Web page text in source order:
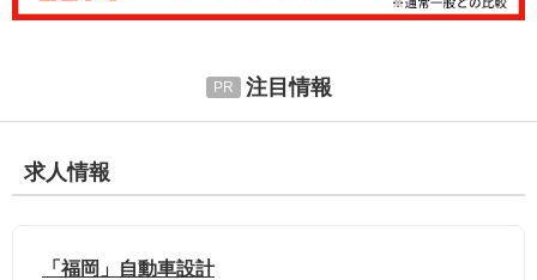
注目情報
求人情報
「福岡」自動車設計